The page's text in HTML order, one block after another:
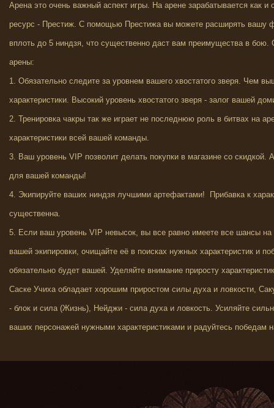
Арена это очень важный аспект игры. На арене зарабатывается как и
ресурс - Престиж. С помощью Престижа вы можете расширять вашу
вплоть до 5 ниндзя, что существенно даст вам преимущества в
арены:
1. Обязательно следите за уровнем вашего хвостатого зверя. Чем
характеристики. Высокий уровень хвостатого зверя - залог вашей
2. Тренировка чакры так же играет не последнюю роль в битвах на
характеристики всей вашей команды.
3. Ваш уровень VIP позволит делать покупки в магазине со скидкой.
для вашей команды!
4. Экипируйте ваших ниндзя лучшими артефактами! Прибавка к
существенна.
5. Если ваш уровень VIP невысок, вы все равно имеете все шансы
вашей экипировки, очищайте её в поисках нужных характеристик и
обязательно будет вашей. Уделяйте внимание приросту
Саске Учиха обладает хорошим приростом силы духа и ловкости,
- блок и сила (Жизнь), Нейджи - сила духа и ловкость. Усиляйте
ваших персонажей нужными характеристиками и радуйтесь победам